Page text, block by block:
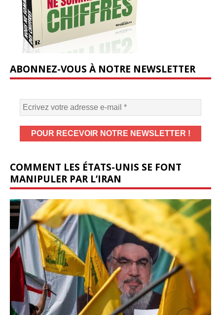
ABONNEZ-VOUS À NOTRE NEWSLETTER
COMMENT LES ÉTATS-UNIS SE FONT
MANIPULER PAR L’IRAN